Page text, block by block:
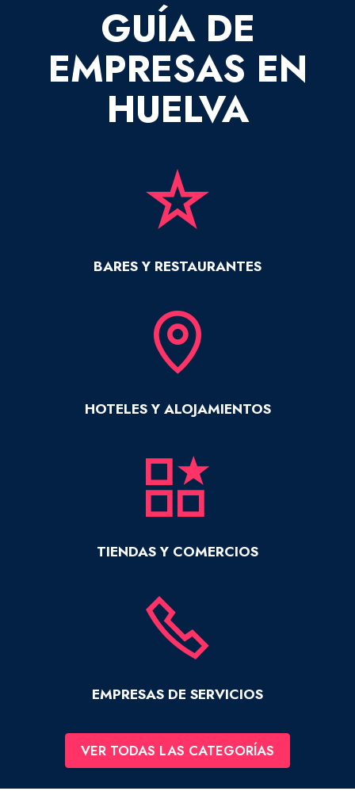
GUÍA DE
EMPRESAS EN
HUELVA
BARES Y RESTAURANTES
HOTELES Y ALOJAMIENTOS
TIENDAS Y COMERCIOS
EMPRESAS DE SERVICIOS
VER TODAS LAS CATEGORÍAS